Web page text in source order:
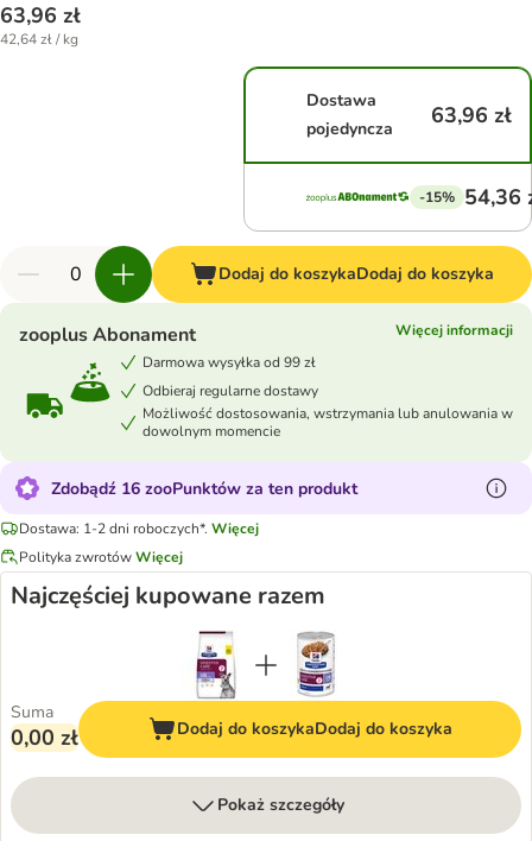
63,96 zł
42,64 zł / kg
Dostawa
pojedyncza
63,96 zł
-15% 54,36
Dodaj do koszykaDodaj do koszyka
zooplus Abonament
Więcej informacji
Darmowa wysyłka od 99 zł
Odbieraj regularne dostawy
Możliwość dostosowania, wstrzymania lub anulowania w
dowolnym momencie
Zdobądź 16 zooPunktów za ten produkt
Dostawa: 1-2 dni roboczych*. Więcej
Polityka zwrotówWięcej
Najczęściej kupowane razem
Suma
0,00 zł Dodaj do koszykaDodaj do koszyka
Pokaż szczegóły